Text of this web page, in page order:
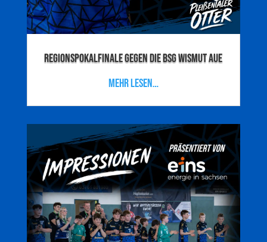
Regionspokalfinale gegen die BSG Wismut Aue
mehr lesen…